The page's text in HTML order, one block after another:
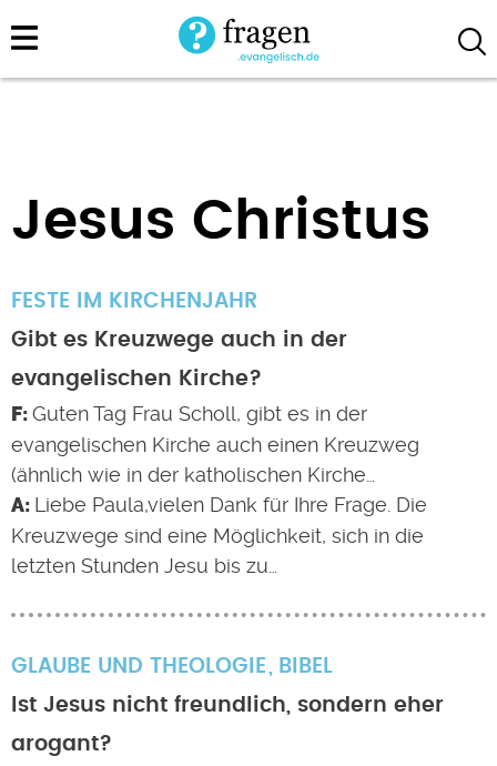
Direkt
zum
Jesus Christus
FESTE IM KIRCHENJAHR
Gibt es Kreuzwege auch in der
evangelischen Kirche?
Guten Tag Frau Scholl, gibt es in der
evangelischen Kirche auch einen Kreuzweg
(ähnlich wie in der katholischen Kirche…
Liebe Paula,vielen Dank für Ihre Frage. Die
Kreuzwege sind eine Möglichkeit, sich in die
letzten Stunden Jesu bis zu…
GLAUBE UND THEOLOGIE
BIBEL
Ist Jesus nicht freundlich, sondern eher
arogant?